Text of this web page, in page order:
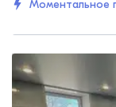
Моментальное